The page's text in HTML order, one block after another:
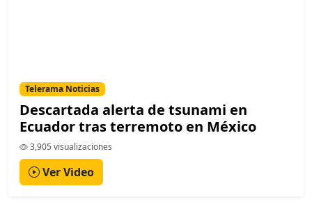
Telerama Noticias
Descartada alerta de tsunami en
Ecuador tras terremoto en México
3,905 visualizaciones
Ver Video